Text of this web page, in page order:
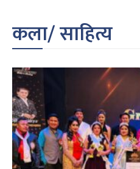
कला/ साहित्य